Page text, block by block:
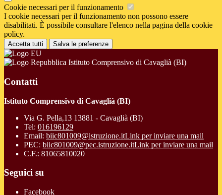
Cookie necessari per il funzionamento
I cookie necessari per il funzionamento non possono essere
disabilitati. È possibile consultare l'elenco nella pagina della cookie
policy.
Accetta tutti Salva le preferenze
Istituto Comprensivo di Cavaglià (BI)
Contatti
Istituto Comprensivo di Cavaglià (BI)
Via G. Pella,13 13881 - Cavaglià (BI)
Tel: 016196129
Email: biic801009@istruzione.itLink per inviare una mail
PEC: biic801009@pec.istruzione.itLink per inviare una mail
C.F.: 81065810020
Seguici su
Facebook